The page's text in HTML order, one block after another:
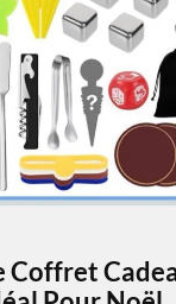
Coffret